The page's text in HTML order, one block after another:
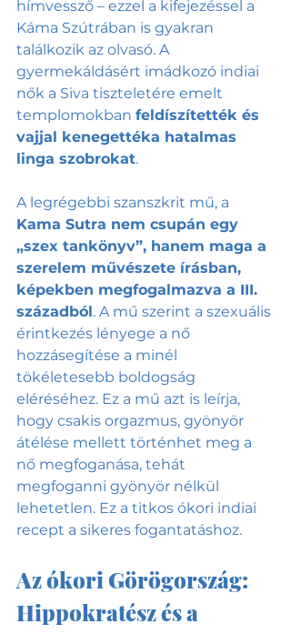
hímvessző – ezzel a kifejezéssel a
Káma Szútrában is gyakran
találkozik az olvasó. A
gyermekáldásért imádkozó indiai
nők a Siva tiszteletére emelt
templomokban feldíszítették és
vajjal kenegettéka hatalmas
linga szobrokat.
A legrégebbi szanszkrit mű, a
Kama Sutra nem csupán egy
„szex tankönyv”, hanem maga a
szerelem művészete írásban,
képekben megfogalmazva a III.
századból. A mű szerint a szexuális
érintkezés lényege a nő
hozzásegítése a minél
tökéletesebb boldogság
eléréséhez. Ez a mű azt is leírja,
hogy csakis orgazmus, gyönyör
átélése mellett történhet meg a
nő megfoganása, tehát
megfoganni gyönyör nélkül
lehetetlen. Ez a titkos ókori indiai
recept a sikeres fogantatáshoz.
Az ókori Görögország:
Hippokratész és a